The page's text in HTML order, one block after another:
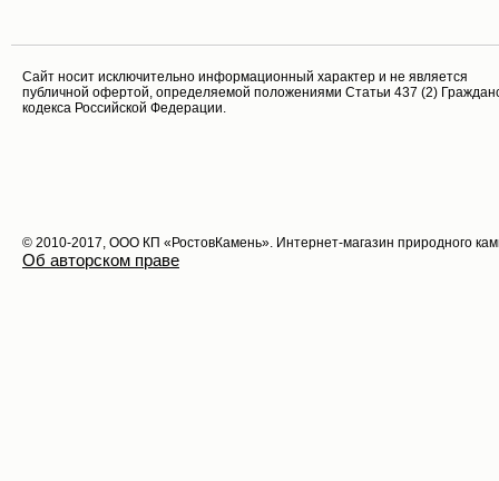
Cайт носит исключительно информационный характер и не является
публичной офертой, определяемой положениями Статьи 437 (2)
кодекса Российской Федерации.
© 2010-2017, ООО КП «РостовКамень». Интернет-магазин природного
Об авторском праве